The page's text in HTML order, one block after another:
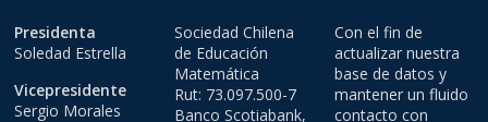
Presidenta
Soledad Estrella
Vicepresidente
Sergio Morales
Sociedad Chilena
de Educación
Matemática
Rut: 73.097.500-7
Banco Scotiabank,
Con el fin de
actualizar nuestra
base de datos y
mantener un fluido
contacto con